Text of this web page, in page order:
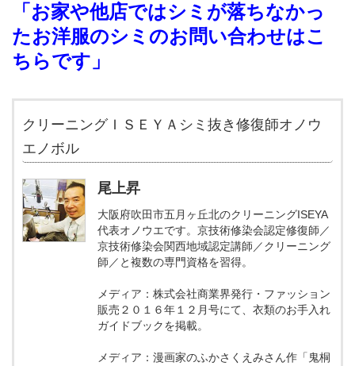
「お家や他店ではシミが落ちなかっ
たお洋服のシミのお問い合わせはこ
ちらです」
クリーニングＩＳＥＹＡシミ抜き修復師オノウ
エノボル
尾上昇
大阪府吹田市五月ヶ丘北のクリーニングISEYA
代表オノウエです。京技術修染会認定修復師／
京技術修染会関西地域認定講師／クリーニング
師／と複数の専門資格を習得。
メディア：株式会社商業界発行・ファッション
販売２０１６年１２月号にて、衣類のお手入れ
ガイドブックを掲載。
メディア：漫画家のふかさくえみさん作「鬼桐